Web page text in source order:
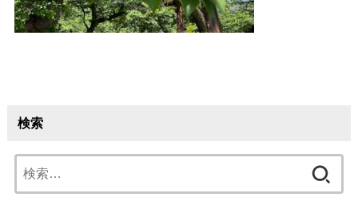
検索
索: